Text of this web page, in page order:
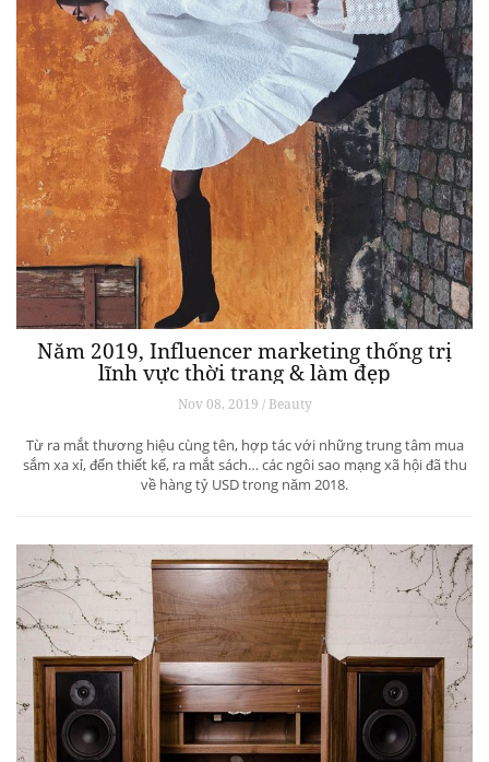
Năm 2019, Influencer marketing thống trị
lĩnh vực thời trang & làm đẹp
Nov 08, 2019 / Beauty
Từ ra mắt thương hiệu cùng tên, hợp tác với những trung tâm mua
sắm xa xỉ, đến thiết kế, ra mắt sách… các ngôi sao mạng xã hội đã thu
về hàng tỷ USD trong năm 2018.